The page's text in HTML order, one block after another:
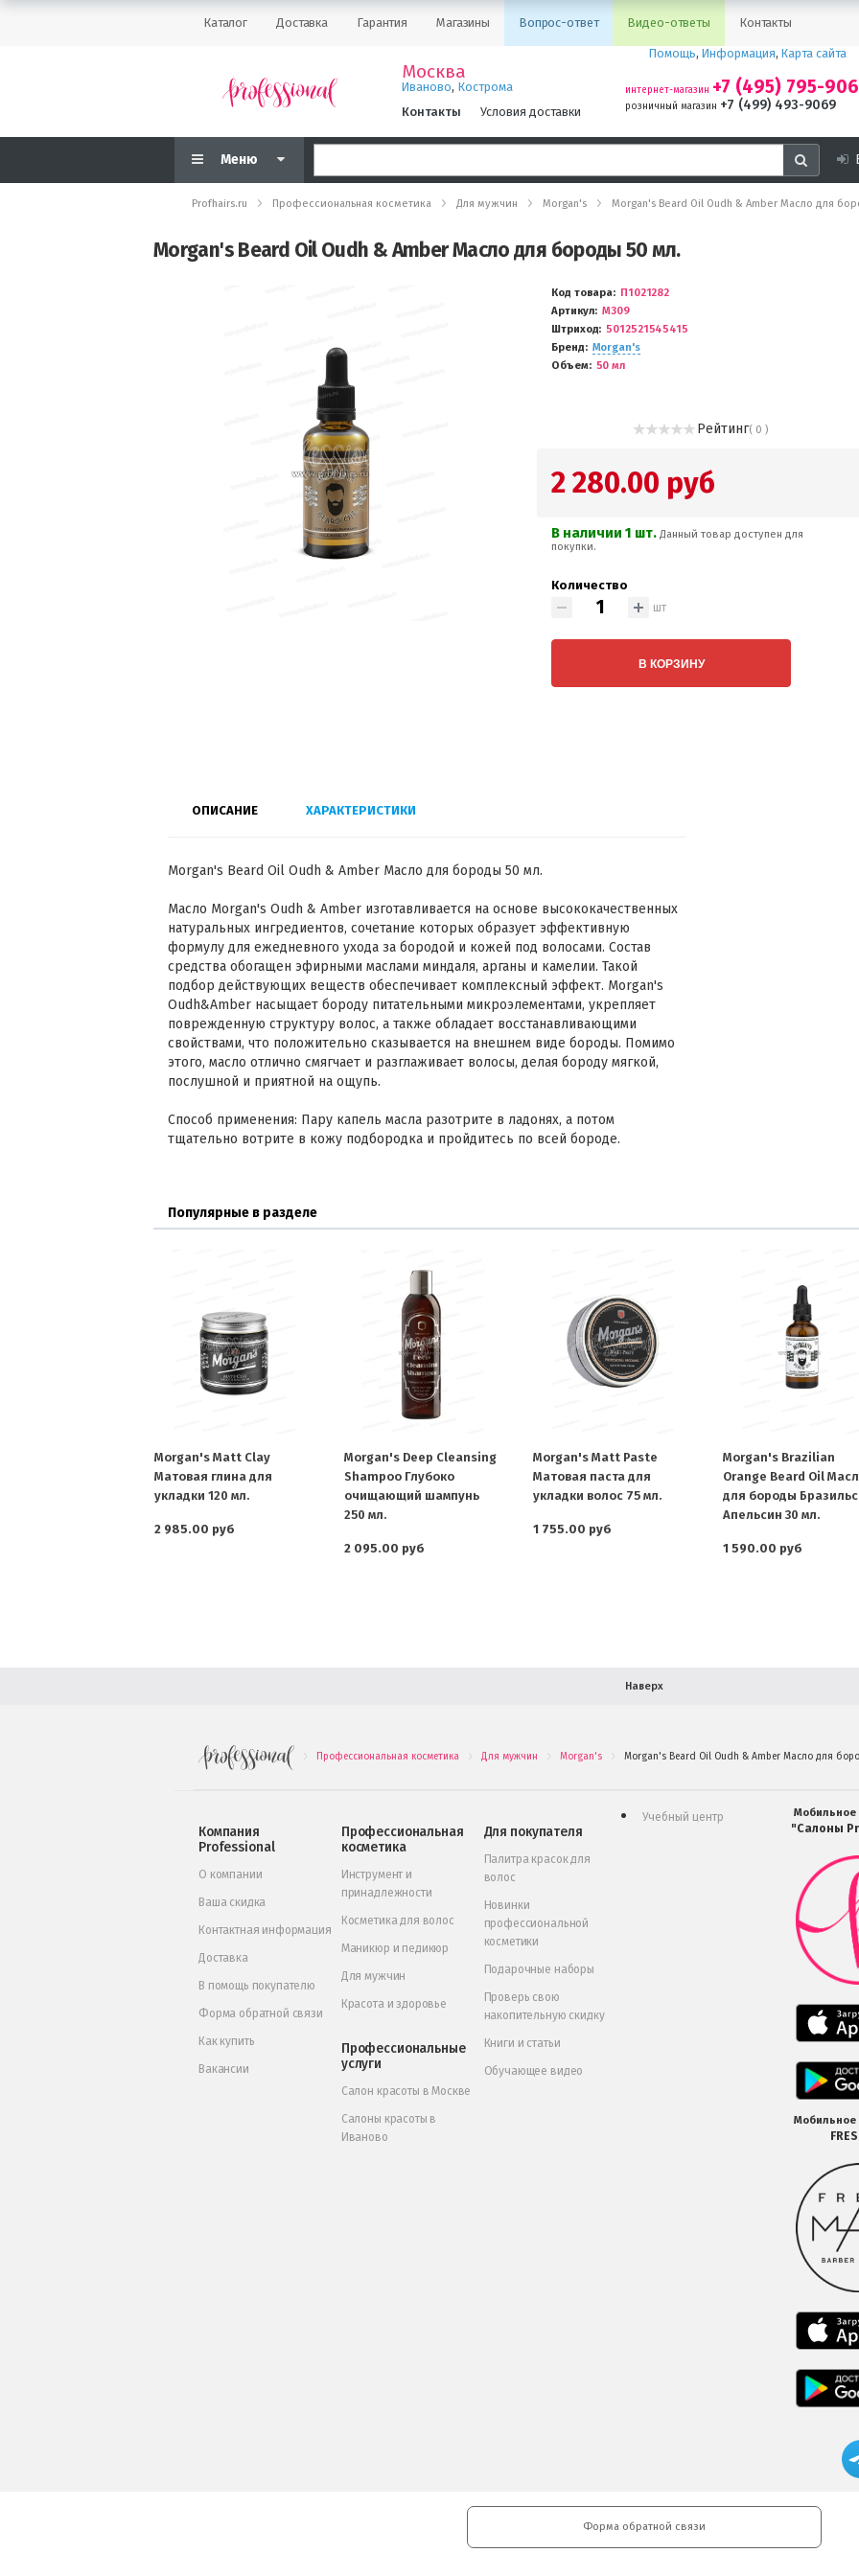
Каталог Доставка Гарантия Магазины Вопрос-ответ Видео-ответы Контакты
Москва
Иваново, Кострома
Контакты
Условия доставки
Помощь, Информация, Карта сайта
интернет-магазин +7 (495) 795-
розничный магазин +7 (499) 493-9069
Меню
Profhairs.ru Профессиональная косметика Для мужчин Morgan's Morgan's Beard Oil Oudh & Amber Масло для
Morgan's Beard Oil Oudh & Amber Масло для бороды 50 мл.
Код товара
П1021282
Артикул
М309
Штриход
5012521545415
Бренд
Morgan's
Объем
50 мл
Рейтинг( 0 )
2 280.00 руб
В наличии 1 шт.Данный товар доступен для
покупки.
Количество
шт
В КОРЗИНУ
ОПИСАНИЕ ХАРАКТЕРИСТИКИ
Morgan's Beard Oil Oudh & Amber Масло для бороды 50 мл.
Масло Morgan's Oudh & Amber изготавливается на основе высококачественных
натуральных ингредиентов, сочетание которых образует эффективную
формулу для ежедневного ухода за бородой и кожей под волосами. Состав
средства обогащен эфирными маслами миндаля, арганы и камелии. Такой
подбор действующих веществ обеспечивает комплексный эффект. Morgan's
Oudh&Amber насыщает бороду питательными микроэлементами, укрепляет
поврежденную структуру волос, а также обладает восстанавливающими
свойствами, что положительно сказывается на внешнем виде бороды. Помимо
этого, масло отлично смягчает и разглаживает волосы, делая бороду мягкой,
послушной и приятной на ощупь.
Способ применения: Пару капель масла разотрите в ладонях, а потом
тщательно вотрите в кожу подбородка и пройдитесь по всей бороде.
Популярные в разделе
Morgan's Matt Clay
Матовая глина для
укладки 120 мл.
2 985.00 руб
Morgan's Deep Cleansing
Shampoo Глубоко
очищающий шампунь
250 мл.
2 095.00 руб
Morgan's Matt Paste
Матовая паста для
укладки волос 75 мл.
1 755.00 руб
Morgan's Brazilian
Orange Beard Oil
для бороды
Апельсин 30 мл.
1 590.00 руб
Наверх
Профессиональная косметика Для мужчин Morgan's Morgan's Beard Oil Oudh & Amber Масло для
Компания
Professional
О компании
Ваша скидка
Контактная информация
Доставка
В помощь покупателю
Форма обратной связи
Как купить
Вакансии
Профессиональная
косметика
Инструмент и
принадлежности
Косметика для волос
Маникюр и педикюр
Для мужчин
Красота и здоровье
Профессиональные
услуги
Салон красоты в Москве
Салоны красоты в
Иваново
Для покупателя
Палитра красок для
волос
Новинки
профессиональной
косметики
Подарочные наборы
Проверь свою
накопительную скидку
Книги и статьи
Обучающее видео
Учебный центр Мобильное
"Салоны
Мобильное
Форма обратной связи